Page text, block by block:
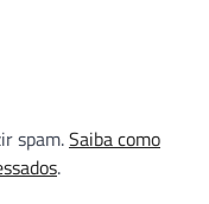
spam.Saiba como
.